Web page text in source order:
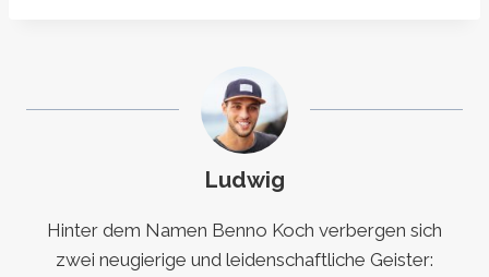
Ludwig
Hinter dem Namen Benno Koch verbergen sich
zwei neugierige und leidenschaftliche Geister: